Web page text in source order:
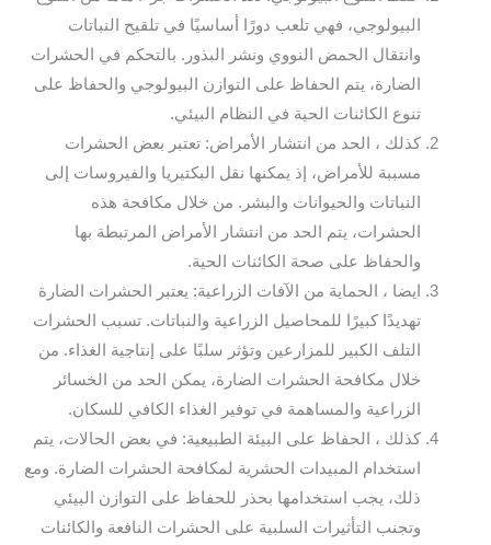
البيولوجي، فهي تلعب دورًا أساسيًا في تلقيح النباتات
وانتقال الحمض النووي ونشر البذور. بالتحكم في الحشرات
الضارة، يتم الحفاظ على التوازن البيولوجي والحفاظ على
تنوع الكائنات الحية في النظام البيئي.
كذلك ، الحد من انتشار الأمراض: تعتبر بعض الحشرات
مسببة للأمراض، إذ يمكنها نقل البكتيريا والفيروسات إلى
النباتات والحيوانات والبشر. من خلال مكافحة هذه
الحشرات، يتم الحد من انتشار الأمراض المرتبطة بها
والحفاظ على صحة الكائنات الحية.
ايضا ، الحماية من الآفات الزراعية: يعتبر الحشرات الضارة
تهديدًا كبيرًا للمحاصيل الزراعية والنباتات. تسبب الحشرات
التلف الكبير للمزارعين وتؤثر سلبًا على إنتاجية الغذاء. من
خلال مكافحة الحشرات الضارة، يمكن الحد من الخسائر
الزراعية والمساهمة في توفير الغذاء الكافي للسكان.
كذلك ، الحفاظ على البيئة الطبيعية: في بعض الحالات، يتم
استخدام المبيدات الحشرية لمكافحة الحشرات الضارة. ومع
ذلك، يجب استخدامها بحذر للحفاظ على التوازن البيئي
وتجنب التأثيرات السلبية على الحشرات النافعة والكائنات